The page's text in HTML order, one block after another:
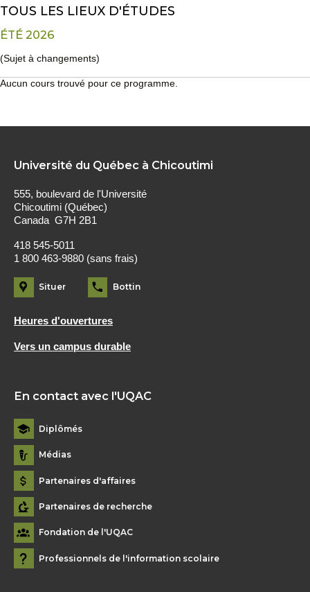
TOUS LES LIEUX D'ÉTUDES
ÉTÉ 2026
(Sujet à changements)
Aucun cours trouvé pour ce programme.
Université du Québec à Chicoutimi
555, boulevard de l'Université
Chicoutimi (Québec)
Canada G7H 2B1
418 545-5011
1 800 463-9880 (sans frais)
Situer Bottin
Heures d'ouvertures
Vers un campus durable
En contact avec l'UQAC
Diplômés
Médias
Partenaires d'affaires
Partenaires de recherche
Fondation de l'UQAC
Professionnels de l'information scolaire